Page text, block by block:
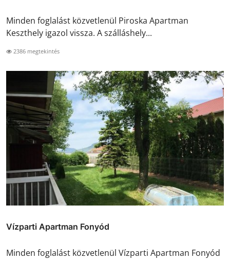
Minden foglalást közvetlenül Piroska Apartman
Keszthely igazol vissza. A szálláshely...
2386 megtekintés
Vízparti Apartman Fonyód
Minden foglalást közvetlenül Vízparti Apartman Fonyód